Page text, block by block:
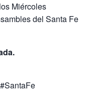
Miércoles
del Santa Fe